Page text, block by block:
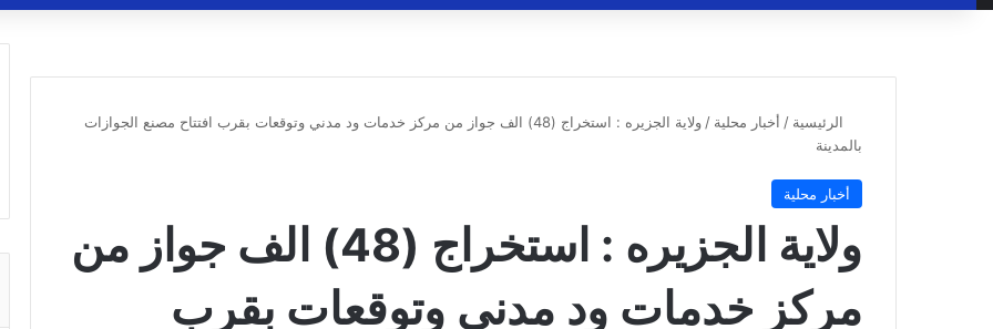
الرئيسية / أخبار محلية /
ولاية الجزيره : استخراج (48) الف جواز من مركز خدمات ود مدني وتوقعات بقرب افتتاح مصنع الجوازات
بالمدينة
أخبار محلية
ولاية الجزيره : استخراج (48) الف جواز من
مركز خدمات ود مدني وتوقعات بقرب